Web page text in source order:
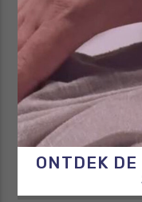
SHIATSU
ONTDEK